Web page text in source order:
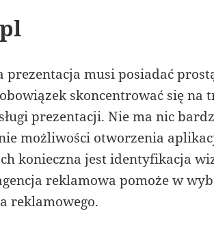
prezentacja musi posiadać
skoncentrować się na
prezentacji. Nie ma nic
możliwości otworzenia
konieczna jest identyfikacja
reklamowa pomoże w
reklamowego.